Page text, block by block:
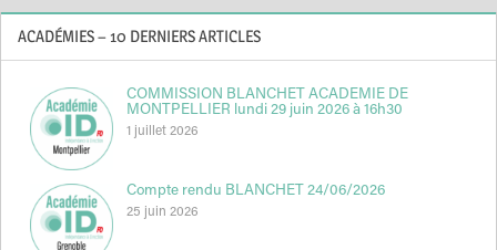
ACADÉMIES – 10 DERNIERS ARTICLES
COMMISSION BLANCHET ACADEMIE DE
MONTPELLIER lundi 29 juin 2026 à 16h30
1 juillet 2026
Compte rendu BLANCHET 24/06/2026
25 juin 2026